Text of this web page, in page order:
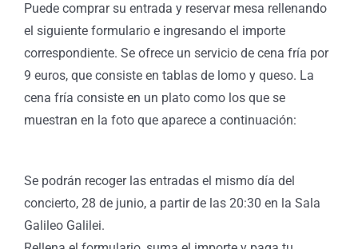
Puede comprar su entrada y reservar mesa rellenando
el siguiente formulario e ingresando el importe
correspondiente. Se ofrece un servicio de cena fría por
9 euros, que consiste en tablas de lomo y queso. La
cena fría consiste en un plato como los que se
muestran en la foto que aparece a continuación:
Se podrán recoger las entradas el mismo día del
concierto, 28 de junio, a partir de las 20:30 en la Sala
Galileo Galilei.